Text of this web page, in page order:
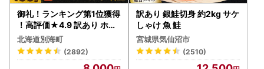
御礼！ランキング第1位獲得
！高評価★4.9 訳あり ホタ
テ 400g（ほたて 帆立 貝柱
冷凍 ）
北海道別海町
(2892)
訳あり 銀鮭切身 約2kg サケ
しゃけ 魚 鮭
宮城県気仙沼市
(2510)